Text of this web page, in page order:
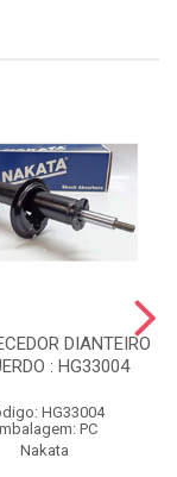
DIANTEIRO
: HG33004
HG33004
PC
Nakata